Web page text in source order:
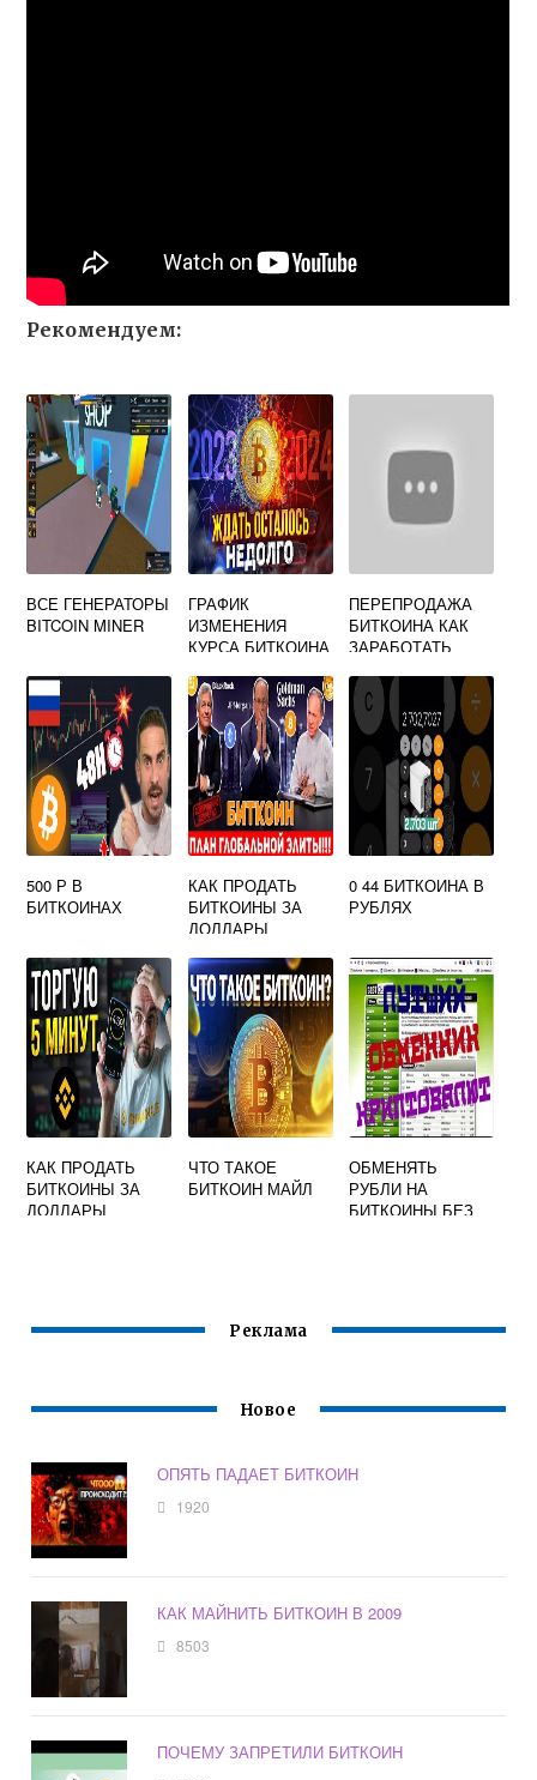
Рекомендуем:
ВСЕ ГЕНЕРАТОРЫ
BITCOIN MINER
ГРАФИК
ИЗМЕНЕНИЯ
КУРСА БИТКОИНА
ПЕРЕПРОДАЖА
БИТКОИНА КАК
ЗАРАБОТАТЬ
500 Р В
БИТКОИНАХ
КАК ПРОДАТЬ
БИТКОИНЫ ЗА
ДОЛЛАРЫ
0 44 БИТКОИНА В
РУБЛЯХ
КАК ПРОДАТЬ
БИТКОИНЫ ЗА
ДОЛЛАРЫ
ЧТО ТАКОЕ
БИТКОИН МАЙЛ
ОБМЕНЯТЬ
РУБЛИ НА
БИТКОИНЫ БЕЗ
Реклама
Новое
ОПЯТЬ ПАДАЕТ БИТКОИН
1920
КАК МАЙНИТЬ БИТКОИН В 2009
8503
ПОЧЕМУ ЗАПРЕТИЛИ БИТКОИН